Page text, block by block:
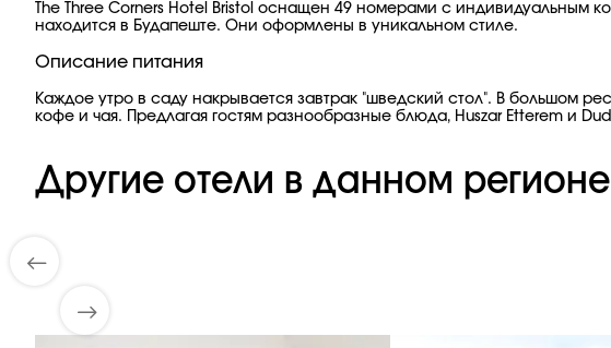
The Three Corners Hotel Bristol оснащен 49 номерами с
находится в Будапеште. Они оформлены в уникальном стиле.
Описание питания
Каждое утро в саду накрывается завтрак "шведский стол". В большом
кофе и чая. Предлагая гостям разнообразные блюда, Huszar Etterem и
Другие отели в данном